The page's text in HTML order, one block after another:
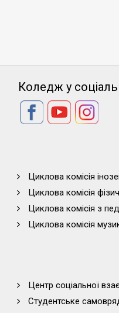
Коледж у
Циклова комісія
Циклова комісія
Циклова комісія з
Циклова комісія
Центр соціальної
Студентське